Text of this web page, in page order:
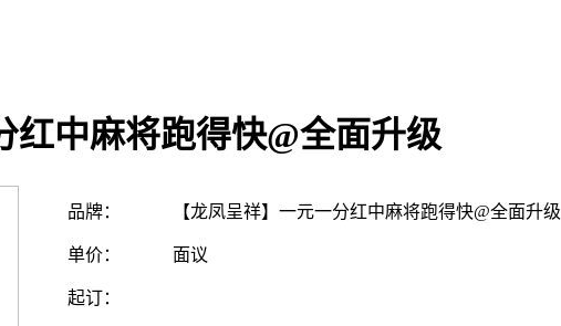
红中麻将跑得快@全面升级
品牌： 【龙凤呈祥】一元一分红中麻将跑得快@全面升级
单价： 面议
起订：